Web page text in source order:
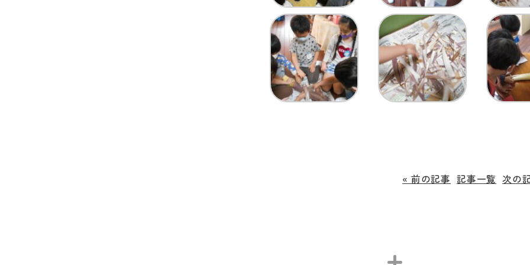
« 前の記事 記事一覧 次の